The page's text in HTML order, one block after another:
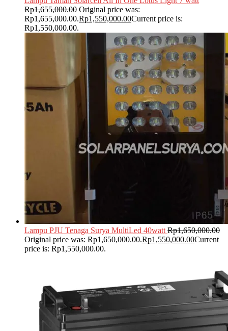
Rp1,655,000.00 Original price was:
Rp1,655,000.00.Rp1,550,000.00Current price is:
Rp1,550,000.00.
Lampu PJU Tenaga Surya MultiLed 40watt Rp1,650,000.00
Original price was: Rp1,650,000.00.Rp1,550,000.00Current
price is: Rp1,550,000.00.